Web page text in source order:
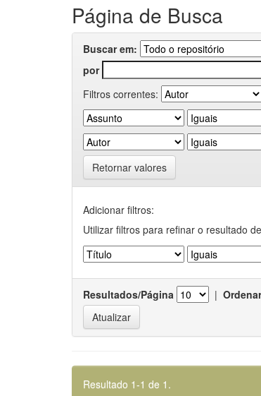
Página de Busca
Buscar em:
por
Filtros correntes:
Retornar valores
Adicionar filtros:
Utilizar filtros para refinar o resultado
Resultados/Página |
Resultado 1-1 de 1.